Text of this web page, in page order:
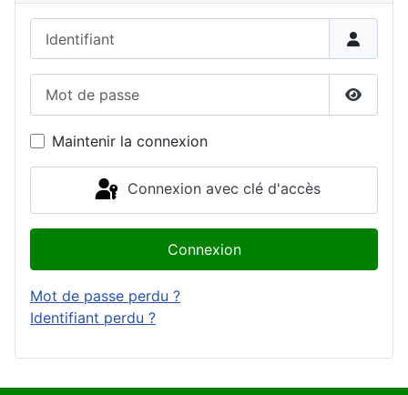
Maintenir la connexion
Connexion avec clé d'accès
Connexion
Mot de passe perdu ?
Identifiant perdu ?